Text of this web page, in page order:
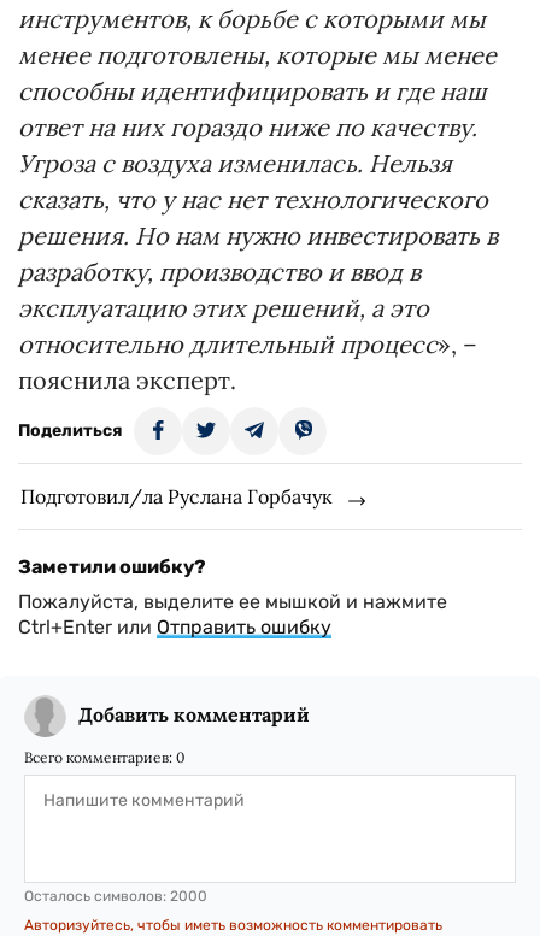
инструментов, к борьбе с которыми мы
менее подготовлены, которые мы менее
способны идентифицировать и где наш
ответ на них гораздо ниже по качеству.
Угроза с воздуха изменилась. Нельзя
сказать, что у нас нет технологического
решения. Но нам нужно инвестировать в
разработку, производство и ввод в
эксплуатацию этих решений, а это
относительно длительный процесс», –
пояснила эксперт.
Поделиться
Подготовил/ла Руслана Горбачук
Заметили ошибку?
Пожалуйста, выделите ее мышкой и нажмите
Ctrl+Enter или Отправить ошибку
Добавить комментарий
Всего комментариев: 0
Осталось символов: 2000
Авторизуйтесь, чтобы иметь возможность комментировать